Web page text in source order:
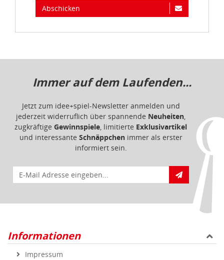
Abschicken
Immer auf dem Laufenden...
Jetzt zum idee+spiel-Newsletter anmelden und
jederzeit widerruflich über spannende Neuheiten,
zugkräftige Gewinnspiele, limitierte Exklusivartikel
und interessante Schnäppchenimmer als erster
informiert sein.
E-Mail für Newsletteranmeldung
Informationen
Impressum